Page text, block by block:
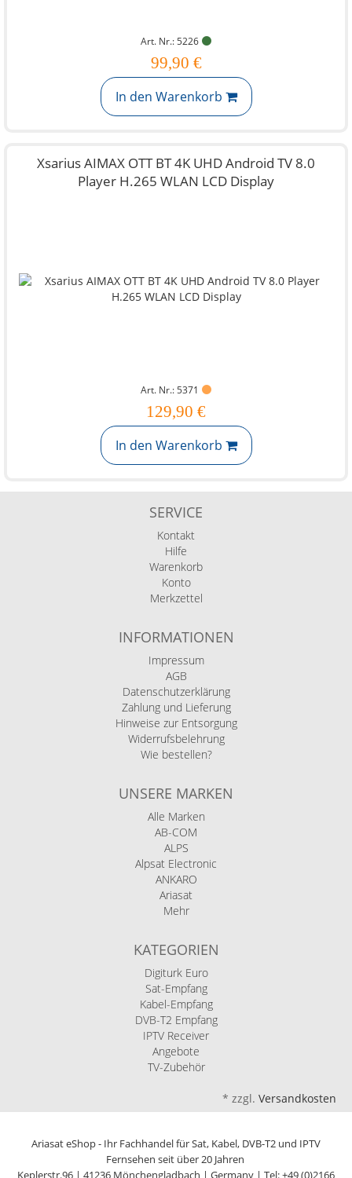
Art. Nr.: 5226
99,90 €
In den Warenkorb
Xsarius AIMAX OTT BT 4K UHD Android TV 8.0
Player H.265 WLAN LCD Display
Art. Nr.: 5371
129,90 €
In den Warenkorb
SERVICE
Kontakt
Hilfe
Warenkorb
Konto
Merkzettel
INFORMATIONEN
Impressum
AGB
Datenschutzerklärung
Zahlung und Lieferung
Hinweise zur Entsorgung
Widerrufsbelehrung
Wie bestellen?
UNSERE MARKEN
Alle Marken
AB-COM
ALPS
Alpsat Electronic
ANKARO
Ariasat
Mehr
KATEGORIEN
Digiturk Euro
Sat-Empfang
Kabel-Empfang
DVB-T2 Empfang
IPTV Receiver
Angebote
TV-Zubehör
* zzgl. Versandkosten
Ariasat eShop - Ihr Fachhandel für Sat, Kabel, DVB-T2 und IPTV
Fernsehen seit über 20 Jahren
Keplerstr.96 | 41236 Mönchengladbach | Germany | Tel: +49 (0)2166